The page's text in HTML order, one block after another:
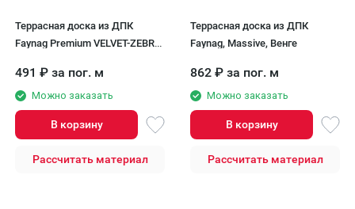
Террасная доска из ДПК
Faynag Premium VELVET-ZEBRA
491 ₽ за пог. м
Можно заказать
В корзину
Рассчитать материал
Террасная доска из ДПК
Faynag, Massive, Венге
862 ₽ за пог. м
Можно заказать
В корзину
Рассчитать материал